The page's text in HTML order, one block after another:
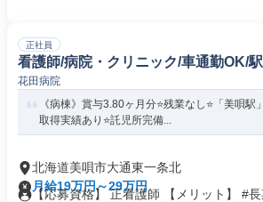
正社員
看護師/病院・クリニック/車通勤OK/
花田病院
《病棟》賞与3.80ヶ月分⭐残業なし⭐「美唄駅
取得実績あり⭐託児所完備...
北海道美唄市大通東一条北
月給19万円～29万円
【応募資格】 正看護師 【メリット】 #